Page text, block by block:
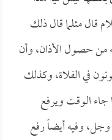
قال مثلما قال ذلك
من حصول الأذان، وأن
في الفلاة، وكذلك
جاء الوقت ويرفع
وجل، وفيه أيضاً رفع